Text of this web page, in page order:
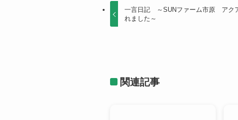
一言日記 ～SUNファーム市原 アク
れました～
関連記事